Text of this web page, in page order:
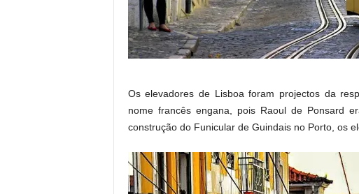
Os elevadores de Lisboa foram projectos da
nome francês engana, pois Raoul de Ponsard
construção do Funicular de Guindais no Porto, os